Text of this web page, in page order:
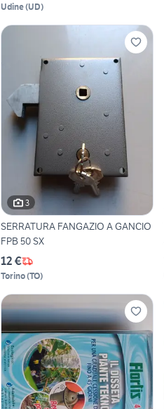
Udine(UD)
3
SERRATURA FANGAZIO A GANCIO
FPB 50 SX
12 €
Torino(TO)